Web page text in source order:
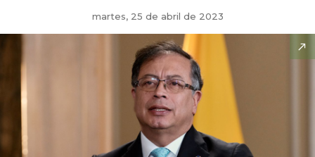
martes, 25 de abril de 2023